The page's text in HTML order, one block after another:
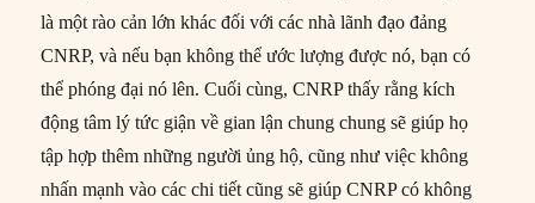
là một rào cản lớn khác đối với các nhà lãnh đạo đảng
CNRP, và nếu bạn không thể ước lượng được nó, bạn có
thể phóng đại nó lên. Cuối cùng, CNRP thấy rằng kích
động tâm lý tức giận về gian lận chung chung sẽ giúp họ
tập hợp thêm những người ủng hộ, cũng như việc không
nhấn mạnh vào các chi tiết cũng sẽ giúp CNRP có không